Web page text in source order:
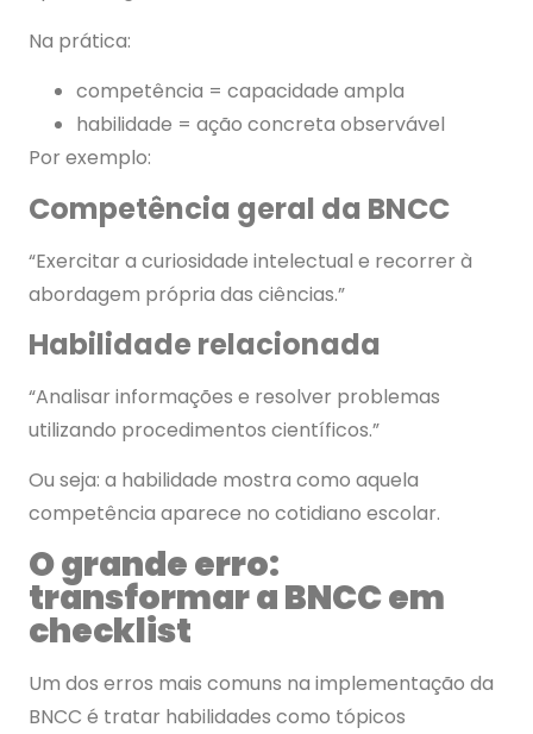
Na prática:
competência = capacidade ampla
habilidade = ação concreta observável
Por exemplo:
Competência geral da BNCC
“Exercitar a curiosidade intelectual e recorrer à
abordagem própria das ciências.”
Habilidade relacionada
“Analisar informações e resolver problemas
utilizando procedimentos científicos.”
Ou seja: a habilidade mostra como aquela
competência aparece no cotidiano escolar.
O grande erro:
transformar a BNCC em
checklist
Um dos erros mais comuns na implementação da
BNCC é tratar habilidades como tópicos